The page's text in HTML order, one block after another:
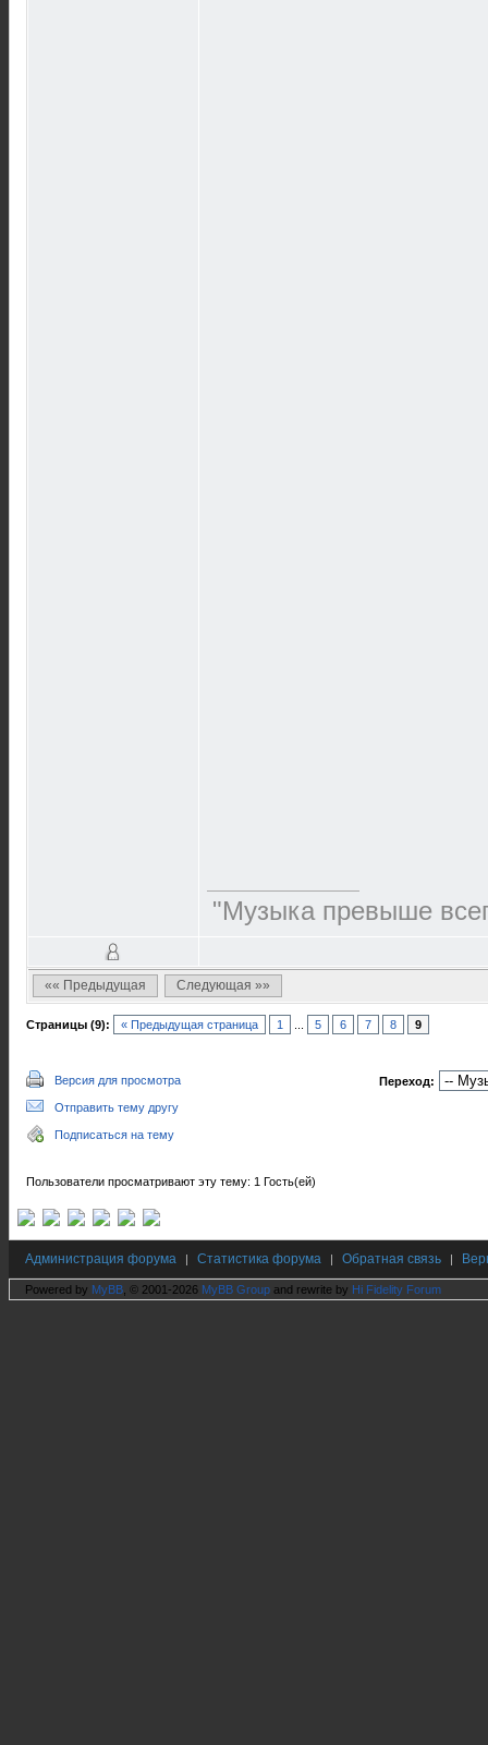
"Музыка превыше
«« Предыдущая Следующая »»
Страницы (9): « Предыдущая страница 1 5 6 7 8 9
Версия для просмотра
Отправить тему другу
Подписаться на тему
Переход:
Пользователи просматривают эту тему: 1 Гость(ей)
Администрация форума | Статистика форума | Обратная связь |
Powered by MyBB , © 2001-2026 MyBB Group and rewrite by Hi Fidelity Forum